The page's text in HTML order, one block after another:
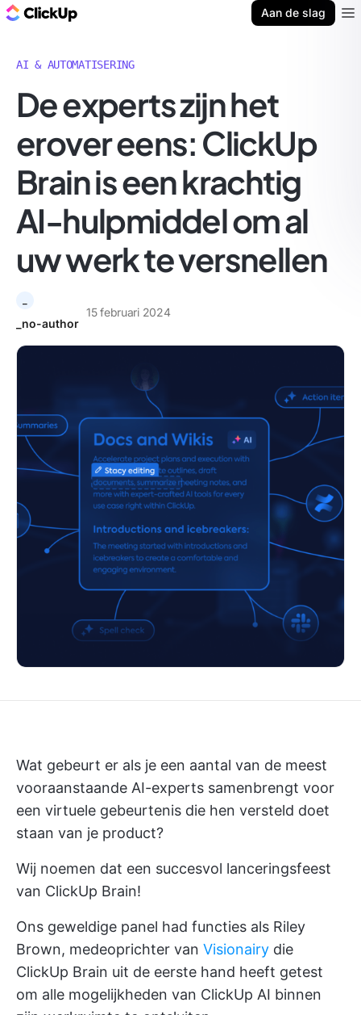
Aan de slag
AI & AUTOMATISERING
De experts zijn het
erover eens: ClickUp
Brain is een krachtig
AI-hulpmiddel om al
uw werk te versnellen
_no-author
15 februari 2024
Wat gebeurt er als je een aantal van de meest
vooraanstaande AI-experts samenbrengt voor
een virtuele gebeurtenis die hen versteld doet
staan van je product?
Wij noemen dat een succesvol lanceringsfeest
van ClickUp Brain!
Ons geweldige panel had functies als Riley
Brown, medeoprichter van Visionairy die
ClickUp Brain uit de eerste hand heeft getest
om alle mogelijkheden van ClickUp AI binnen